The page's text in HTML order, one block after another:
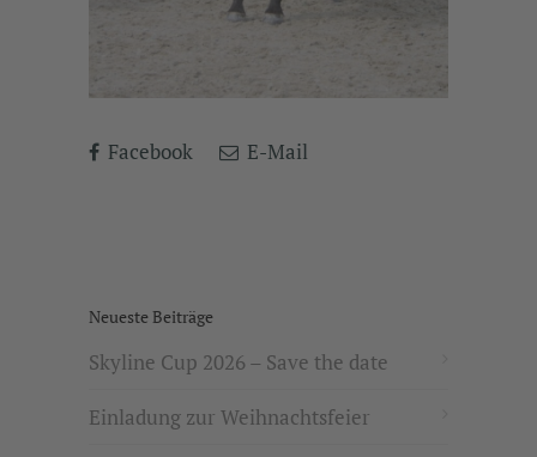
Facebook E-Mail
Neueste Beiträge
Skyline Cup 2026 – Save the date
Einladung zur Weihnachtsfeier